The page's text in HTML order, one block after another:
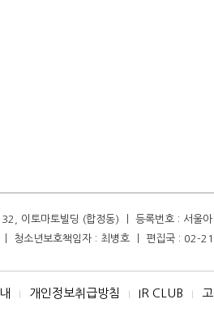
이토마토빌딩 (합정동) ㅣ 등록번호 : 서
ㅣ 청소년보호책임자 : 최병호 ㅣ 편집국 :
I 개인정보취급방침 I IR CLUB I